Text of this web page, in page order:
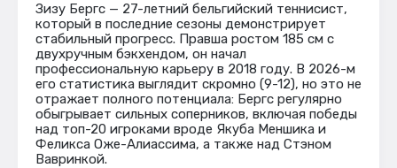
Зизу Бергс — 27-летний бельгийский теннисист,
который в последние сезоны демонстрирует
стабильный прогресс. Правша ростом 185 см с
двухручным бэкхендом, он начал
профессиональную карьеру в 2018 году. В 2026-м
его статистика выглядит скромно (9-12), но это не
отражает полного потенциала: Бергс регулярно
обыгрывает сильных соперников, включая победы
над топ-20 игроками вроде Якуба Меншика и
Феликса Оже-Алиассима, а также над Стэном
Вавринкой.